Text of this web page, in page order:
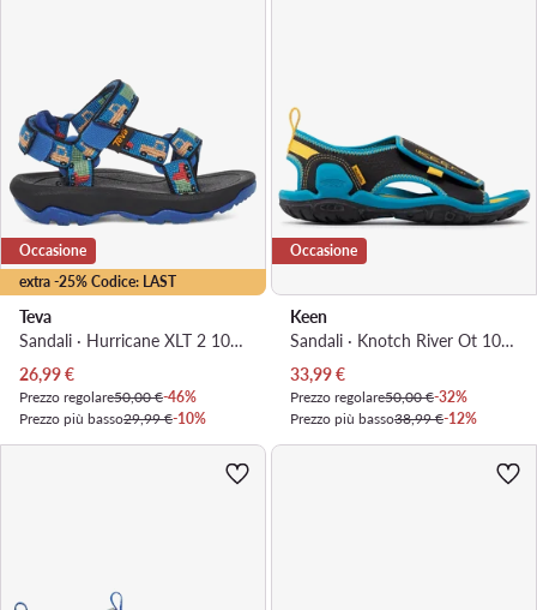
extra -25% Codice: LAST
Occasione
Teva
Sandali · Hurricane XLT 2 1019390T · Blu
Prezzo attuale
26,99€
Prezzo regolare50,00 €-46%
Prezzo più basso29,99 €-10%
Occasione
Keen
Sandali · Knotch River Ot 1025644 · Nero
Prezzo attuale
33,99€
Prezzo regolare50,00 €-32%
Prezzo più basso38,99 €-12%